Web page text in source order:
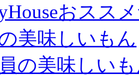
おスス
美味しいもん
の美味しい